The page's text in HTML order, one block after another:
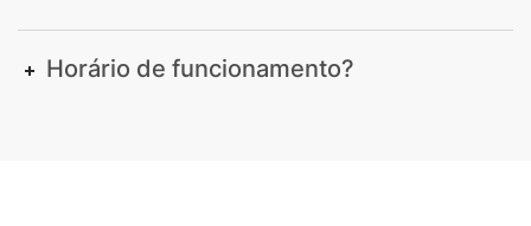
Horário de funcionamento?